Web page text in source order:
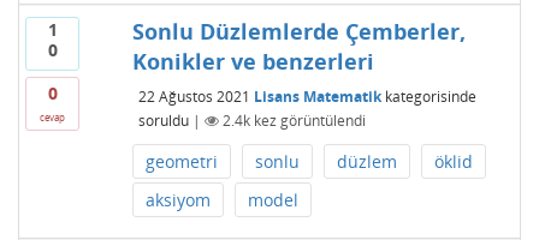
1
0
0
cevap
Sonlu Düzlemlerde Çemberler,
Konikler ve benzerleri
22 Ağustos 2021 Lisans Matematikkategorisinde
soruldu | 2.4kkez görüntülendi
geometri sonlu düzlem
öklid
aksiyom
model